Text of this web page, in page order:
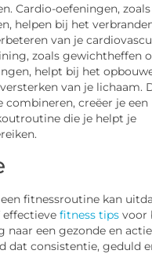
Cardio-oefeningen,
helpen bij het
van je
zoals gewichtheffen
helpt bij het
van je lichaam.
creëer je een
die je helpt je
fitnessroutine kan
effectievefitness tips voor
naar een gezonde en
dat consistentie, geduld